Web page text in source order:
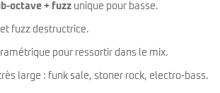
octave + fuzz unique pour basse.
fuzz destructrice.
pour ressortir dans le mix.
large : funk sale, stoner rock, electro-bass.